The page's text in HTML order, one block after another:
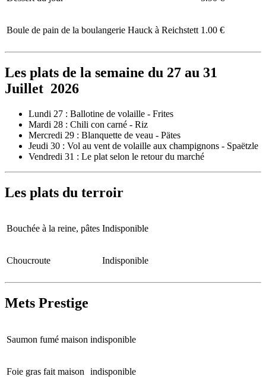
Boule de pain de la boulangerie Hauck à Reichstett 1.00 €
Les plats de la semaine du 27 au 31
Juillet 2026
Lundi 27 : Ballotine de volaille - Frites
Mardi 28 : Chili con carné - Riz
Mercredi 29 : Blanquette de veau - Pätes
Jeudi 30 : Vol au vent de volaille aux champignons - Spaëtzle
Vendredi 31 : Le plat selon le retour du marché
Les plats du terroir
Bouchée à la reine, pâtes Indisponible
Choucroute Indisponible
Mets Prestige
Saumon fumé maison indisponible
Foie gras fait maison indisponible